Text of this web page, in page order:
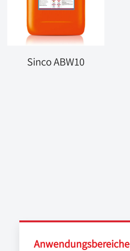
Sinco ABW10
Anwendungsbereiche